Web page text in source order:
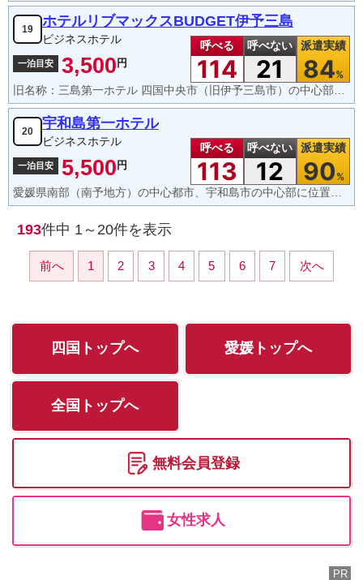
19 ホテルリブマックスBUDGET伊予三島
ビジネスホテル
一泊目安 3,500円
呼べる
114
呼べない
21
派遣実績
84%
旧名称：三島第一ホテル 四国中央市（旧伊予三島市）の中心部に位置し、JR伊予三島駅から徒歩約1分という驚異的な近さが特徴です。「BUDGET」ブランドの通り、余分なサービスを省くことでエリア内でもトップクラスの低価格を実現している格安ビジネスホテル。全室に電子レンジあり。
20 宇和島第一ホテル
ビジネスホテル
一泊目安 5,500円
呼べる
113
呼べない
12
派遣実績
90 %
愛媛県南部（南予地方）の中心都市、宇和島市の中心部に位置する老舗のビジネスホテル。JR宇和島駅から徒歩約5〜7分。先着順無料駐車場あり。
193件中 1～20件を表示
前へ 1 2 3 4 5 6 7 次へ
四国トップへ 愛媛トップへ
全国トップへ
無料会員登録
女性求人